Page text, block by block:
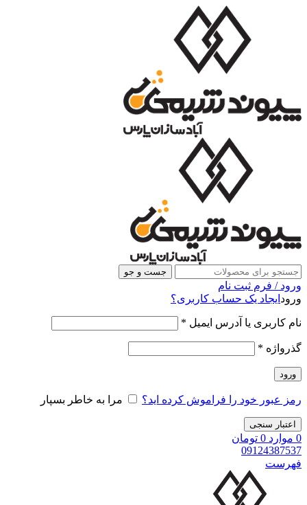
جست و جو
ورود / فرم ثبت نام
ورود ایجاد یک حساب کاربری؟
نام کاربری یا آدرس ایمیل *
گذرواژه *
ورود
رمز عبور خود را فراموش کرده اید؟ مرا به خاطر بسپار
اعتبار سنجی
0 موارد 0 تومان
09124387537
فهرست